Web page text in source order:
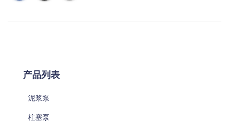
产品列表
泥浆泵
柱塞泵